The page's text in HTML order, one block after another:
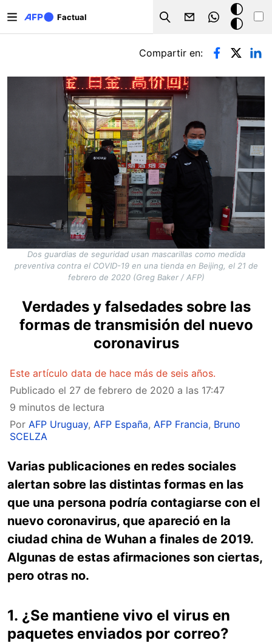
Factual
Search
Modo
oscuro
Solapas principales
Compartir en:
Dos guardias de seguridad usan mascarillas como medida
preventiva contra el COVID-19 en una tienda en Beijing, el 21 de
febrero de 2020 (Greg Baker / AFP)
Verdades y falsedades sobre las
formas de transmisión del nuevo
coronavirus
Este artículo data de hace más de seis años.
Publicado el 27 de febrero de 2020 a las 17:47
9 minutos de lectura
Por AFP Uruguay, AFP España, AFP Francia, Bruno
SCELZA
Varias publicaciones en redes sociales
alertan sobre las distintas formas en las
que una persona podría contagiarse con el
nuevo coronavirus, que apareció en la
ciudad china de Wuhan a finales de 2019.
Algunas de estas afirmaciones son ciertas,
pero otras no.
1. ¿Se mantiene vivo el virus en
paquetes enviados por correo?